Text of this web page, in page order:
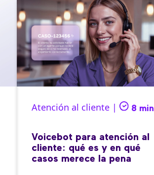
Atención al cliente | 8 min
Voicebot para atención al
cliente: qué es y en qué
casos merece la pena